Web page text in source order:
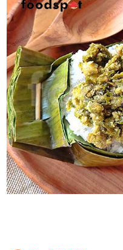
FAQ
ABOUT
US
CATERERS
BLOG
TERMS
&
CONDITIONS
CALL
CENTER
021
5091
3494
LOGIN
DAFTAR